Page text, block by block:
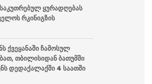
ყურადღებას
რკინიგზის
ქვეყანაში ჩამოსულ
თბილისიდან ბათუმში
დედაქალაქში 4 საათში